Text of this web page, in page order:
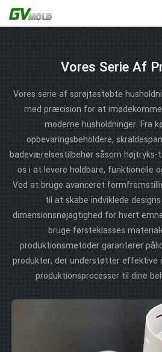
Vores Serie Af
Vores serie af sprøjtestøbte
med præcision for at
moderne husholdninger. Fra
opbevaringsbeholdere,
badeværelsestilbehør såsom højtryks-
os i at levere holdbare, funktionelle
Ved at bruge avanceret
til at skabe indviklede
dimensionsnøjagtighed for hvert
bruge førsteklasses
produktionsmetoder garanterer
produkter, der understøtter effektive
produktionsprocesser til dine